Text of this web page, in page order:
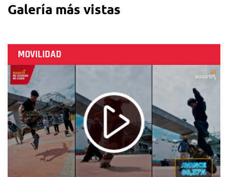
Galería más vistas
MOVILIDAD